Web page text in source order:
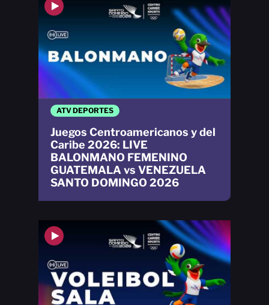
ATV DEPORTES
Juegos Centroamericanos y del
Caribe 2026: LIVE
BALONMANO FEMENINO
GUATEMALA vs VENEZUELA
SANTO DOMINGO 2026